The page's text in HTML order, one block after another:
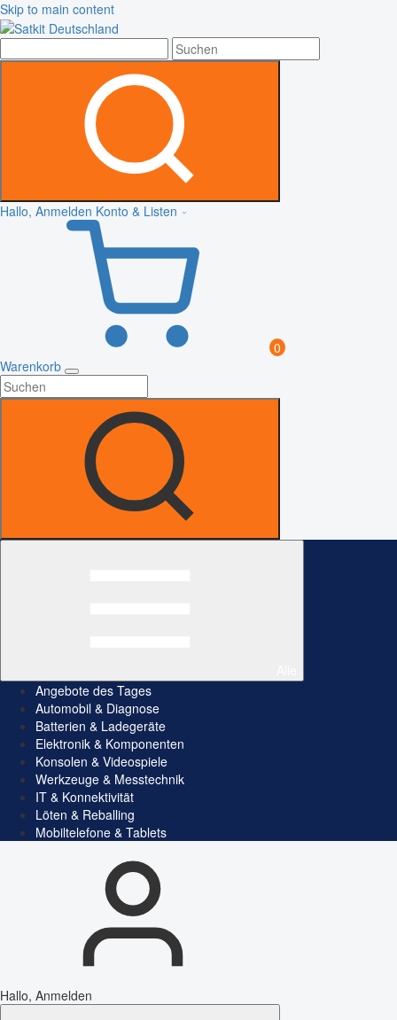
Skip to main content
Hallo, Anmelden Konto & Listen
0
Warenkorb
Angebote des Tages
Automobil & Diagnose
Batterien & Ladegeräte
Elektronik & Komponenten
Konsolen & Videospiele
Werkzeuge & Messtechnik
IT & Konnektivität
Löten & Reballing
Mobiltelefone & Tablets
Hallo, Anmelden